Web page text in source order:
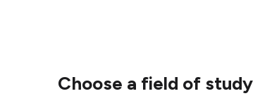
Choose a field of study